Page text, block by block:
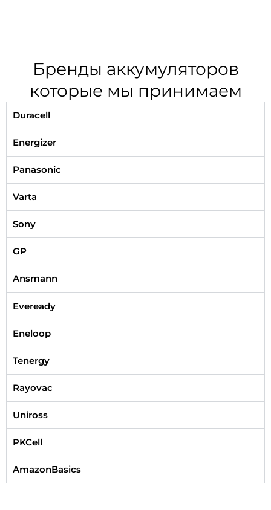
Бренды аккумуляторов
которые мы принимаем
Duracell
Energizer
Panasonic
Varta
Sony
GP
Ansmann
Eveready
Eneloop
Tenergy
Rayovac
Uniross
PKCell
AmazonBasics